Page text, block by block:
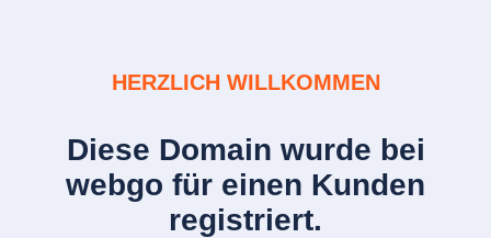
HERZLICH WILLKOMMEN
Diese Domain wurde bei
webgo für einen Kunden
registriert.